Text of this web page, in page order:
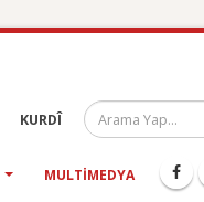
KURDÎ
MULTIMEDYA